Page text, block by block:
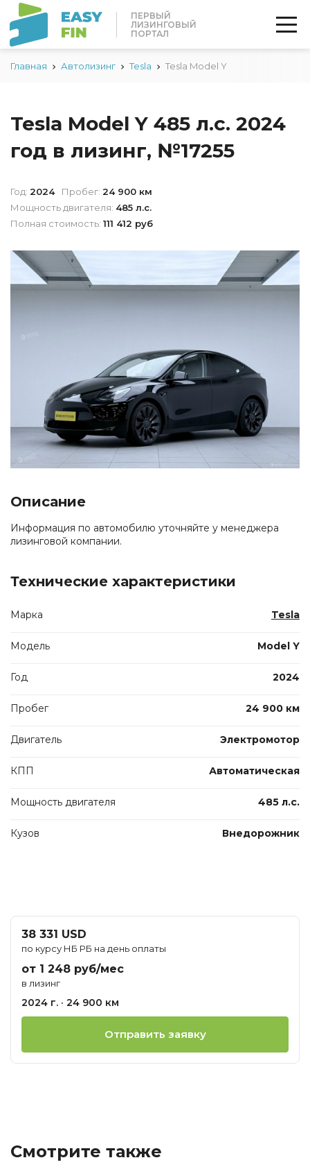
ПЕРВЫЙ
ЛИЗИНГОВЫЙ
ПОРТАЛ
Главная Автолизинг Tesla Tesla Model Y
Tesla Model Y 485 л.с. 2024
год в лизинг, №17255
Год: 2024 Пробег: 24 900 км
Мощность двигателя: 485 л.с.
Полная стоимость: 111 412 руб
Описание
Информация по автомобилю уточняйте у менеджера
лизинговой компании.
Технические характеристики
Марка Tesla
Модель Model Y
Год 2024
Пробег 24 900 км
Двигатель Электромотор
КПП Автоматическая
Мощность двигателя 485 л.с.
Кузов Внедорожник
38 331 USD
по курсу НБ РБ на день оплаты
от 1 248 руб/мес
в лизинг
2024 г. · 24 900 км
Отправить заявку
Смотрите также